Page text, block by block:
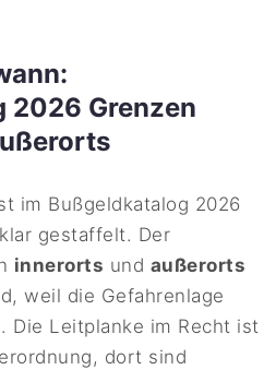
2026 Grenzen
im Bußgeldkatalog 2026
klar gestaffelt. Der
innerorts und außerorts
weil die Gefahrenlage
Die Leitplanke im Recht ist
dort sind